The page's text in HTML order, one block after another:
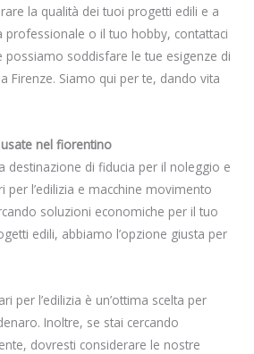
la qualità dei tuoi progetti edili e a
professionale o il tuo hobby, contattaci
possiamo soddisfare le tue esigenze di
Firenze. Siamo qui per te, dando vita
usate nel fiorentino
destinazione di fiducia per il noleggio e
per l’edilizia e macchine movimento
soluzioni economiche per il tuo
edili, abbiamo l’opzione giusta per
per l’edilizia è un’ottima scelta per
Inoltre, se stai cercando
dovresti considerare le nostre